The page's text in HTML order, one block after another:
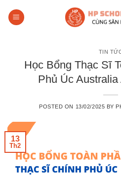
TIN
Học Bổng Thạc Sĩ
Phủ Úc
POSTED ON 13/02/2025 BY
13
Th2